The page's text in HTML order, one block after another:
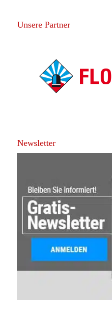
Unsere Partner
Newsletter